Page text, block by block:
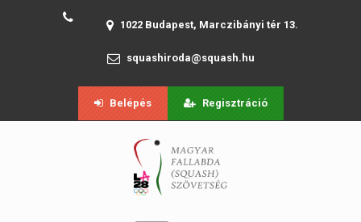
1022 Budapest, Marczibányi tér 13.
squashiroda@squash.hu
Belépés Regisztráció